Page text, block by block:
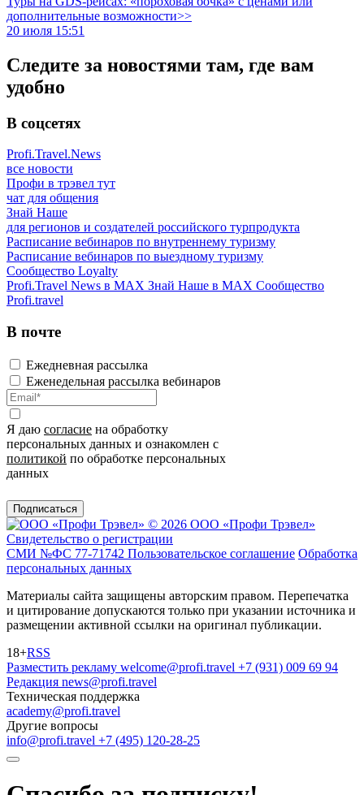
дополнительные возможности>>
20 июля 15:51
Следите за новостями там, где вам
удобно
В соцсетях
Profi.Travel.News
все новости
Профи в трэвел тут
чат для общения
Знай Наше
для регионов и создателей российского турпродукта
Расписание вебинаров по внутреннему туризму
Расписание вебинаров по выездному туризму
Сообщество Loyalty
Profi.Travel News в MAX Знай Наше в MAX Сообщество
Profi.travel
В почте
Ежедневная рассылка
Еженедельная рассылка вебинаров
Я даю согласие на обработку
персональных данных и ознакомлен с
политикой по обработке персональных
данных
Подписаться
© 2026 ООО «Профи Трэвeл»
Свидетельство о регистрации
СМИ №ФС 77-71742 Пользовательское соглашение Обработка
персональных данных
Материалы сайта защищены авторским правом. Перепечатка
и цитирование допускаются только при указании источника и
размещении активной ссылки на оригинал публикации.
18+RSS
Разместить рекламу welcome@profi.travel +7 (931) 009 69 94
Редакция news@profi.travel
Техническая поддержка
academy@profi.travel
Другие вопросы
info@profi.travel +7 (495) 120-28-25